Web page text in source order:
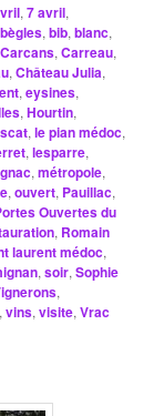
,7 avril,
bègles,bib,blanc,
Carcans,Carreau,
,Château Julia,
,eysines,
,Hourtin,
,le pian médoc,
,lesparre,
,métropole,
,ouvert, Pauillac,
Ouvertes du
, Romain
laurent médoc,
,soir,Sophie
,
,vins,visite,Vrac